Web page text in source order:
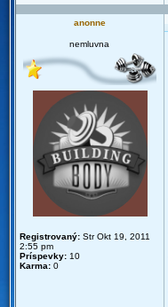
anonne
nemluvna
Registrovaný: Str Okt 19, 2011
2:55 pm
Príspevky: 10
Karma: 0